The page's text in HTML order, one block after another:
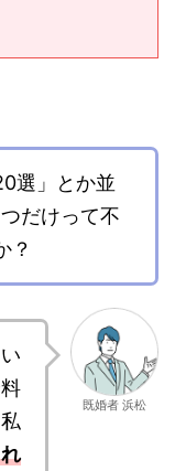
選」とか並
だけって不
？
既婚者 浜松